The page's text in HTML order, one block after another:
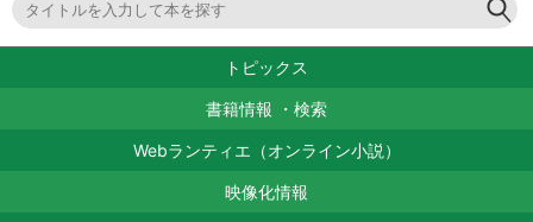
トピックス
書籍情報 ・ 検索
Webランティエ（オンライン小説）
映像化情報